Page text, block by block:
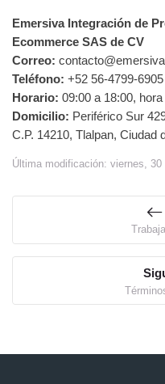
Emersiva Integración de
Ecommerce SAS de CV
Correo:
Teléfono: +52 56-4799-6905
Horario: 09:00 a 18:00,
Domicilio: Periférico Sur
C.P. 14210, Tlalpan, Ciudad
Última modificación: viernes, 30